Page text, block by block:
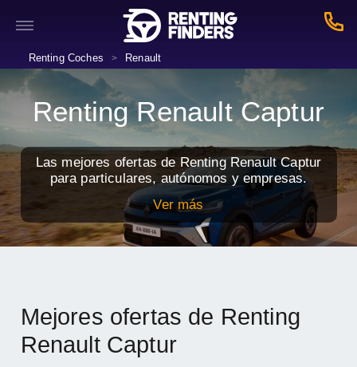
Renting Coches > Renault
Renting Renault Captur
Las mejores ofertas de Renting Renault Captur
para particulares, autónomos y empresas.
Ver más
Mejores ofertas de Renting
Renault Captur